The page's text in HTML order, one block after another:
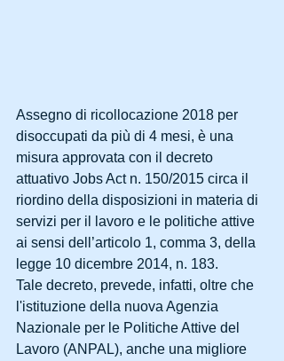
Assegno di ricollocazione 2018 per
disoccupati da più di 4 mesi, è una
misura approvata con il decreto
attuativo Jobs Act n. 150/2015 circa il
riordino della disposizioni in materia di
servizi per il lavoro e le politiche attive
ai sensi dell’articolo 1, comma 3, della
legge 10 dicembre 2014, n. 183.
Tale decreto, prevede, infatti, oltre che
l'istituzione della nuova Agenzia
Nazionale per le Politiche Attive del
Lavoro (ANPAL), anche una migliore